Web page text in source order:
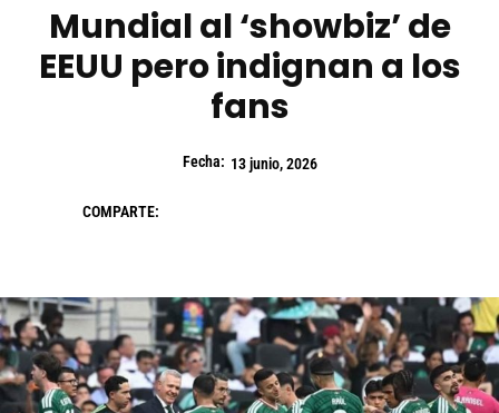
Mundial al ‘showbiz’ de
EEUU pero indignan a los
fans
Fecha: 13 junio, 2026
COMPARTE: